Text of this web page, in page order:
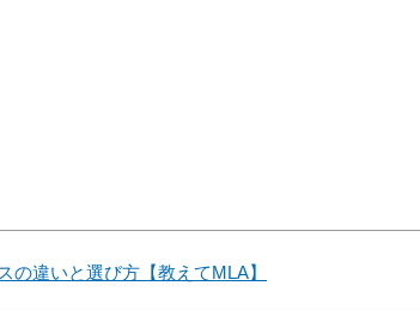
違いと選び方【教えてMLA】